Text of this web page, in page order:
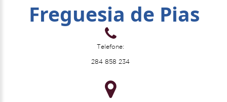
Freguesia de Pias
Telefone:
284 858 234